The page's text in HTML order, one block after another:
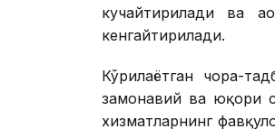
кучайтирилади ва
кенгайтирилади.
Кўрилаётган чора-
замонавий ва юқори
хизматларнинг